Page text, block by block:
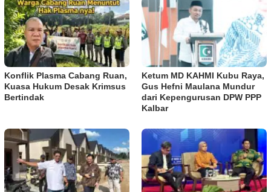
Konflik Plasma Cabang Ruan,
Kuasa Hukum Desak Krimsus
Bertindak
Ketum MD KAHMI Kubu Raya,
Gus Hefni Maulana Mundur
dari Kepengurusan DPW PPP
Kalbar